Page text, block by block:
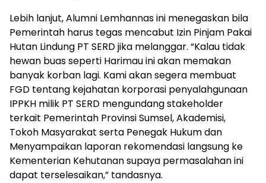
Lebih lanjut, Alumni Lemhannas ini menegaskan bila
Pemerintah harus tegas mencabut Izin Pinjam Pakai
Hutan Lindung PT SERD jika melanggar. “Kalau tidak
hewan buas seperti Harimau ini akan memakan
banyak korban lagi. Kami akan segera membuat
FGD tentang kejahatan korporasi penyalahgunaan
IPPKH milik PT SERD mengundang stakeholder
terkait Pemerintah Provinsi Sumsel, Akademisi,
Tokoh Masyarakat serta Penegak Hukum dan
Menyampaikan laporan rekomendasi langsung ke
Kementerian Kehutanan supaya permasalahan ini
dapat terselesaikan,” tandasnya.